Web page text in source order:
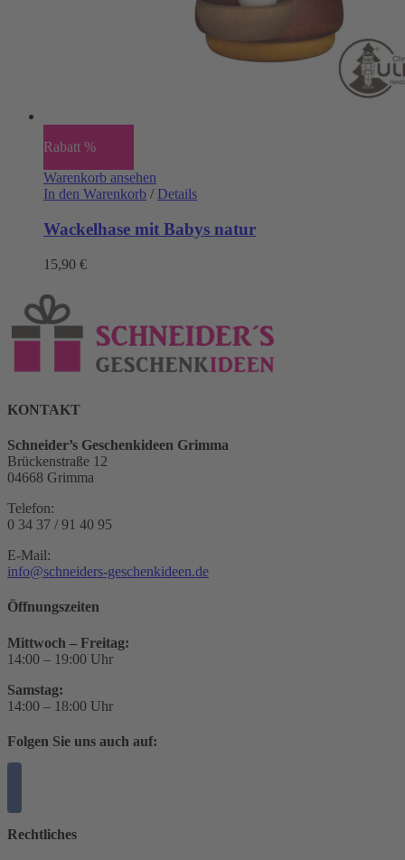
Rabatt %
Warenkorb ansehen
In den Warenkorb / Details
Wackelhase mit Babys natur
15,90 €
KONTAKT
Schneider’s Geschenkideen Grimma
Brückenstraße 12
04668 Grimma
Telefon:
0 34 37 / 91 40 95
E-Mail:
info@schneiders-geschenkideen.de
Öffnungszeiten
Mittwoch – Freitag:
14:00 – 19:00 Uhr
Samstag:
14:00 – 18:00 Uhr
Folgen Sie uns auch auf:
Rechtliches